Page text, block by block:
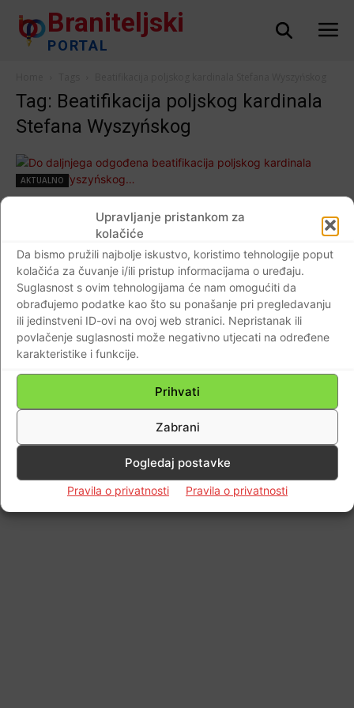
Upravljanje pristankom za
kolačiće
Da bismo pružili najbolje iskustvo, koristimo tehnologije poput
kolačića za čuvanje i/ili pristup informacijama o uređaju.
Suglasnost s ovim tehnologijama će nam omogućiti da
obrađujemo podatke kao što su ponašanje pri pregledavanju
ili jedinstveni ID-ovi na ovoj web stranici. Nepristanak ili
povlačenje suglasnosti može negativno utjecati na određene
karakteristike i funkcije.
Prihvati
Zabrani
Pogledaj postavke
Pravila o privatnosti Pravila o privatnosti
Braniteljski
PORTAL
Tag: Beatifikacija poljskog kardinala
Stefana Wyszyńskog
AKTUALNO
Do daljnjega odgođena beatifikacija
poljskog kardinala Stefana Wyszyńskog…
Braniteljski portal 29.04.2020 0
Impressum Kontaktirajte nas Pravila o privatnosti
© Newspaper WordPress Theme by TagDiv